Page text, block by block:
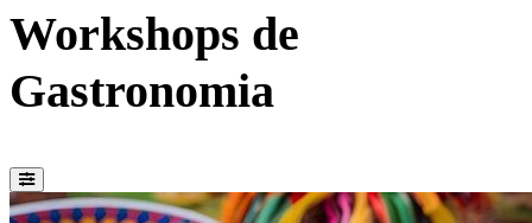
Workshops de
Gastronomia